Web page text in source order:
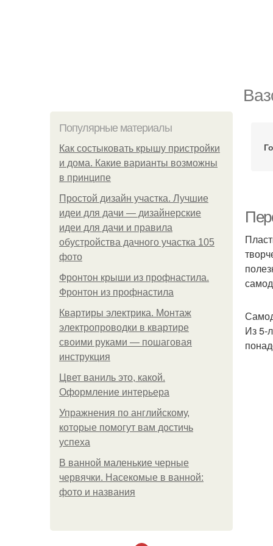
Популярные материалы
Как состыковать крышу пристройки
и дома. Какие варианты возможны
в принципе
Простой дизайн участка. Лучшие
идеи для дачи — дизайнерские
идеи для дачи и правила
обустройства дачного участка 105
фото
Фронтон крыши из профнастила.
Фронтон из профнастила
Квартиры электрика. Монтаж
электропроводки в квартире
своими руками — пошаговая
инструкция
Цвет ваниль это, какой.
Оформление интерьера
Упражнения по английскому,
которые помогут вам достичь
успеха
В ванной маленькие черные
червячки. Насекомые в ванной:
фото и названия
Из 5-